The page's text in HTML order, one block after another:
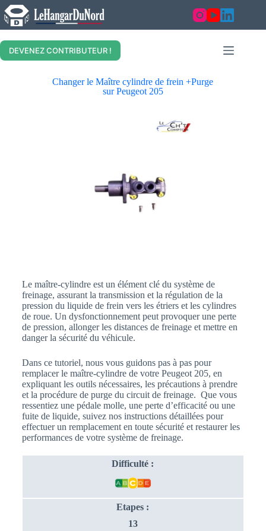
DEVENEZ CONTRIBUTEUR !
Changer le Maître cylindre de frein +Purge
sur Peugeot 205
Le maître-cylindre est un élément clé du système de
freinage, assurant la transmission et la régulation de la
pression du liquide de frein vers les étriers et les cylindres
de roue. Un dysfonctionnement peut provoquer une perte
de pression, allonger les distances de freinage et mettre en
danger la sécurité du véhicule.
Dans ce tutoriel, nous vous guidons pas à pas pour
remplacer le maître-cylindre de votre Peugeot 205, en
expliquant les outils nécessaires, les précautions à prendre
et la procédure de purge du circuit de freinage. Que vous
ressentiez une pédale molle, une perte d’efficacité ou une
fuite de liquide, suivez nos instructions détaillées pour
effectuer un remplacement en toute sécurité et restaurer les
performances de votre système de freinage.
Difficulté :
Etapes :
13